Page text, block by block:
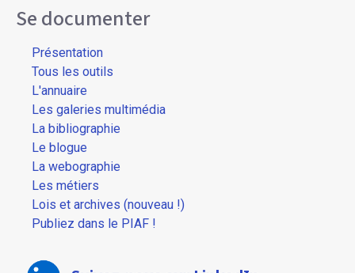
Se documenter
Présentation
Tous les outils
L'annuaire
Les galeries multimédia
La bibliographie
Le blogue
La webographie
Les métiers
Lois et archives (nouveau !)
Publiez dans le PIAF !